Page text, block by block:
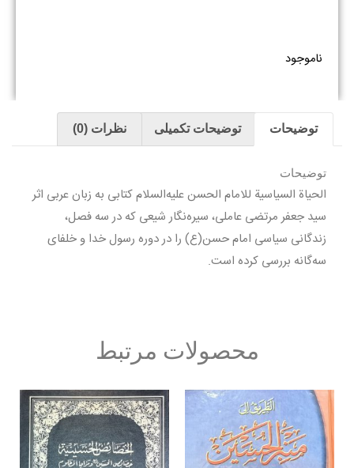
ناموجود
توضیحات توضیحات تکمیلی نظرات (0)
توضیحات
الحیاة السیاسیة للامام الحسن علیه‌السلام کتابی به زبان عربی اثر
سید جعفر مرتضی عاملی، سیره‌نگار شیعی که در سه فصل،
زندگانی سیاسی امام حسن(ع) را در دوره رسول خدا و خلفای
سه‌گانه بررسی کرده است.
محصولات مرتبط